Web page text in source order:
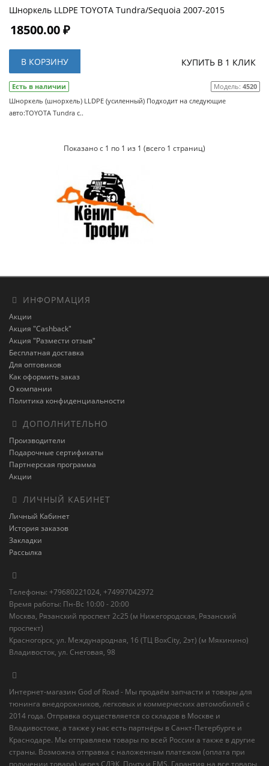
Шноркель LLDPE TOYOTA Tundra/Sequoia 2007-2015
18500.00 ₽
В КОРЗИНУ КУПИТЬ В 1 КЛИК
Есть в наличии Модель: 4520
Шноркель (шнорхель) LLDPE (усиленный) Подходит на следующие
авто:TOYOTA Tundra с..
Показано с 1 по 1 из 1 (всего 1 страниц)
ИНФОРМАЦИЯ
Акции
Акция "Cashback"
Акция "Размести отзыв"
Бесплатная доставка
Для оптовиков
Как оформить заказ
О компании
Политика конфиденциальности
ДОПОЛНИТЕЛЬНО
Производители
Подарочные сертификаты
Партнерская программа
Акции
ЛИЧНЫЙ КАБИНЕТ
Личный Кабинет
История заказов
Закладки
Рассылка
Телефоны: +79680221024, +74997042972
Время работы: Пн-Вс 10:00 - 20:00
Москва, Рязанский проспект 2с25 (м Нижегородская, Рязанский
проспект)
Красногорск, ул. Международная, 16 (ТЦ BoxСity, 2эт) (м Мякинино)
Владивосток, ул. Снеговая, 98
Интернет-магазин God of Road - Мы продаём запчасти и товары для
тюнинга внедорожников, легковых и коммерческих автомобилей с
2014 года. Отправка осуществляется со складов в Москве и
Владивостоке, а также у нас есть партнёры в Санкт-Петербурге и
Краснодаре. Мы отправляем товары по всей России а также в другие
страны. Возможна отправка с наложенным платежом (оплата при
получении товара) через СДЭК, Почту и EMS. Гарантия на все товары